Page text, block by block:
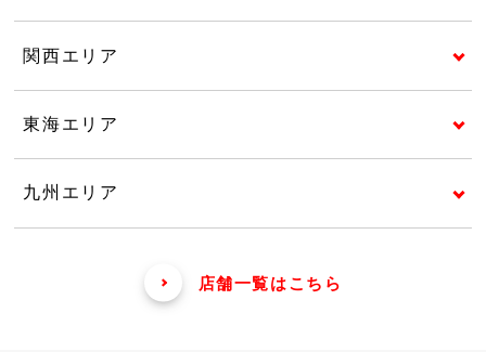
関西エリア
東海エリア
九州エリア
店舗一覧はこちら